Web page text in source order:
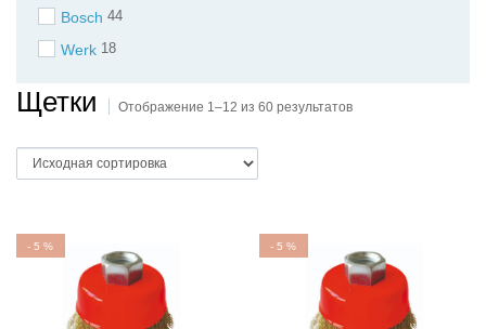
Bosch 44
Werk 18
Щетки Отображение 1–12 из 60 результатов
-5% -5%